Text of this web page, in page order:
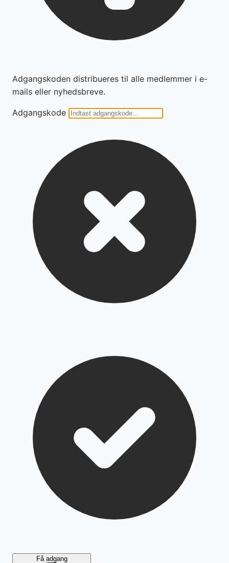
Adgangskoden distribueres til alle medlemmer i e-
mails eller nyhedsbreve.
Adgangskode
Få adgang